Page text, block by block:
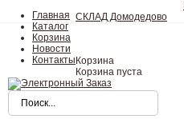
Главная
Каталог
Корзина
Новости
Контакты
СКЛАД Домодедово
Корзина
Корзина пуста